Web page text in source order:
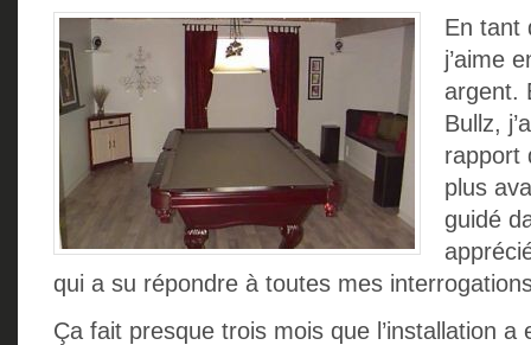
En tant
j’aime
argent.
Bullz,
rapport
plus
guidé
qui a su répondre à toutes mes
Ça fait presque trois mois que l’installation